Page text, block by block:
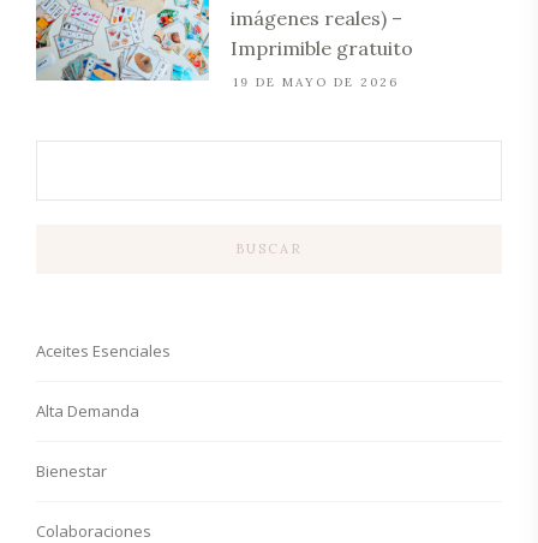
imágenes reales) –
Imprimible gratuito
19 DE MAYO DE 2026
BUSCAR
Aceites Esenciales
Alta Demanda
Bienestar
Colaboraciones